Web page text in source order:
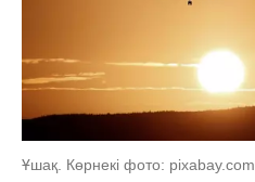
Ұшақ. Көрнекі фото: pixabay.com